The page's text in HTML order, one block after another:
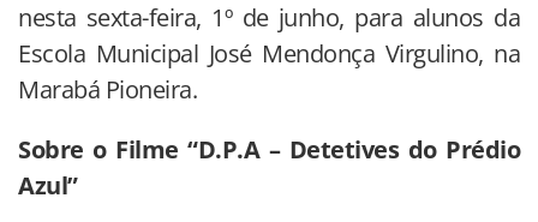
nesta sexta-feira, 1º de junho, para alunos da
Escola Municipal José Mendonça Virgulino, na
Marabá Pioneira.
Sobre o Filme “D.P.A – Detetives do Prédio
Azul”